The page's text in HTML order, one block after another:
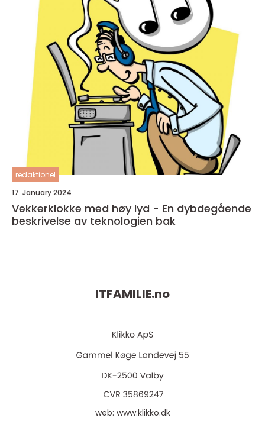
redaktionel
17. January 2024
Vekkerklokke med høy lyd - En dybdegående
beskrivelse av teknologien bak
ITFAMILIE.no
web: www.klikko.dk